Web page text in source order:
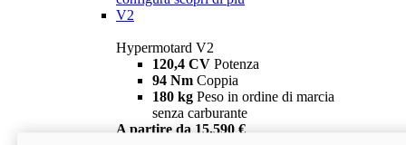
V2
Hypermotard V2
120,4 CV Potenza
94 Nm Coppia
180 kg Peso in ordine di marcia
senza carburante
A partire da 15.590 €